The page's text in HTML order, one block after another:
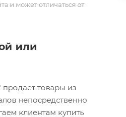
и может отличаться от
или
товары из
непосредственно
клиентам купить